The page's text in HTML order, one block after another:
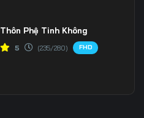
Thôn Phệ Tinh Không
5 (235/280) FHD